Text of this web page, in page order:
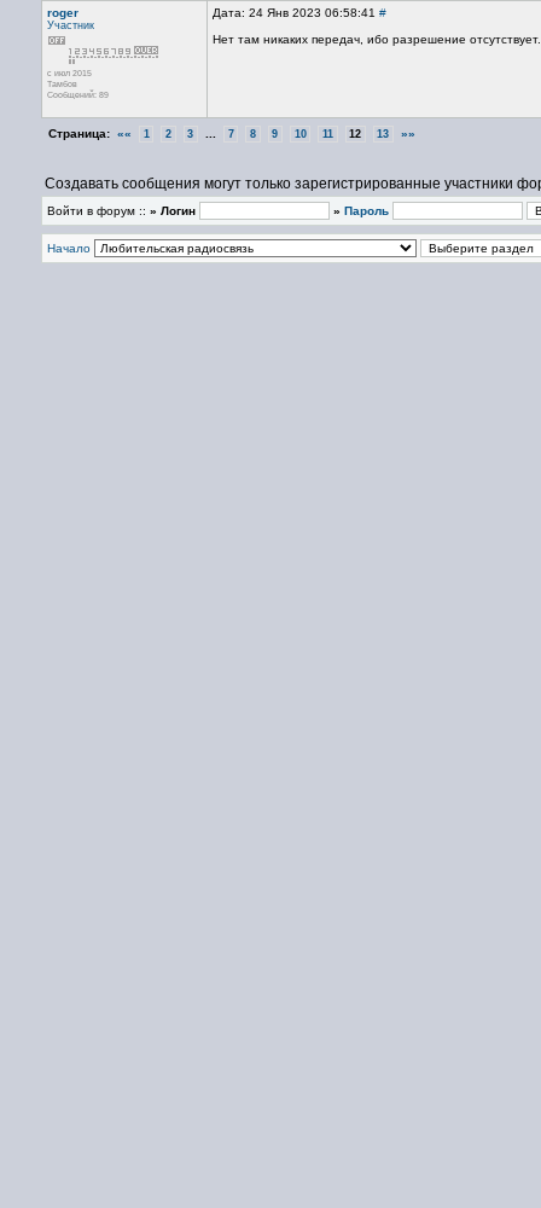
roger
Участник
с июл 2015
Тамбов
Сообщений: 89
Дата: 24 Янв 2023 06:58:41 #
Нет там никаких передач, ибо разрешение отсутствует.
Страница: «« 1 2 3 7 8 9 10 11 12 13 »»
Создавать сообщения могут только зарегистрированные участники
Войти в форум :: » Логин » Пароль
Начало